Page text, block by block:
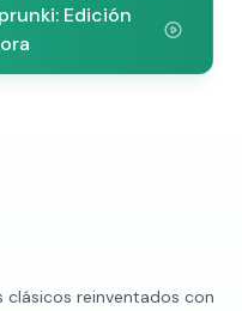
Edición
clásicos reinventados con